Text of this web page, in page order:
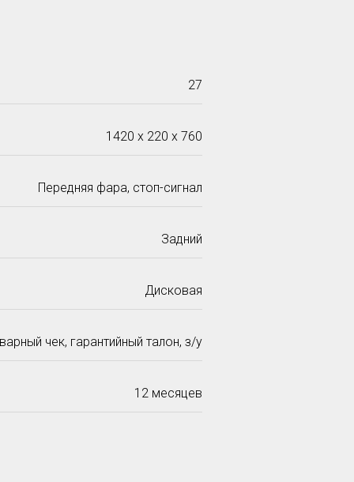
27
1420 x 220 x 760
Передняя фара, стоп-сигнал
Задний
Дисковая
чек, гарантийный талон, з/у
12 месяцев